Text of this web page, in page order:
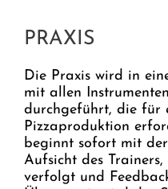
PRAXIS
Die Praxis wird in
mit allen
durchgeführt, die für
Pizzaproduktion
beginnt sofort mit
Aufsicht des
verfolgt und